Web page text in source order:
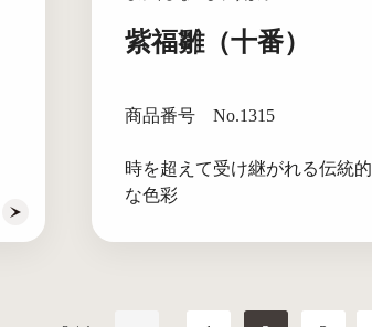
紫福雛（十番）
商品番号 No.1315
時を超えて受け継がれる伝統的
な色彩